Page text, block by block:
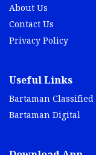
About Us
Contact Us
Privacy Policy
Useful Links
Bartaman Classified
Bartaman Digital